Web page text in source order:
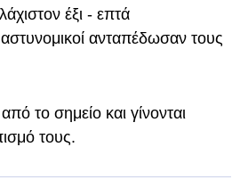
έξι - επτά
ανταπέδωσαν τους
το σημείο και γίνονται
τους.